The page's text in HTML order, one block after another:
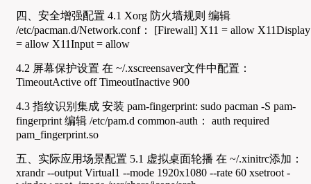
四、安全增强配置 4.1 Xorg 防火墙规则 编辑
/etc/pacman.d/Network.conf： [Firewall] X11 = allow X11Display
= allow X11Input = allow
4.2 屏幕保护设置 在 ~/.xscreensaver文件中配置：
TimeoutActive off TimeoutInactive 900
4.3 指纹识别集成 安装 pam-fingerprint: sudo pacman -S pam-
fingerprint 编辑 /etc/pam.d common-auth： auth required
pam_fingerprint.so
五、实际应用场景配置 5.1 虚拟桌面轮播 在 ~/.xinitrc添加：
xrandr --output Virtual1 --mode 1920x1080 --rate 60 xsetroot -